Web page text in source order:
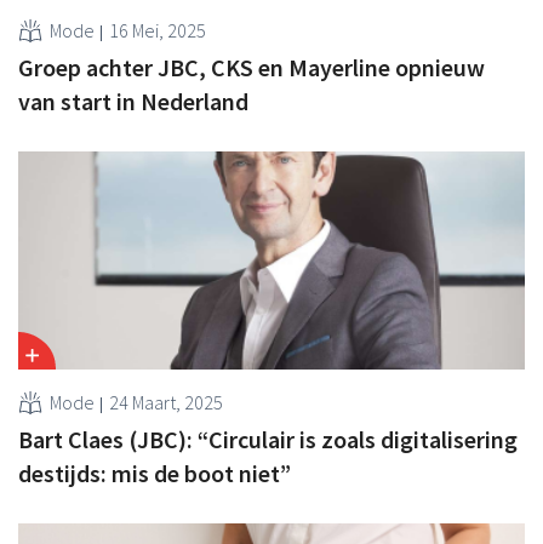
Mode 16 Mei, 2025
Groep achter JBC, CKS en Mayerline opnieuw
van start in Nederland
Mode 24 Maart, 2025
Bart Claes (JBC): “Circulair is zoals digitalisering
destijds: mis de boot niet”